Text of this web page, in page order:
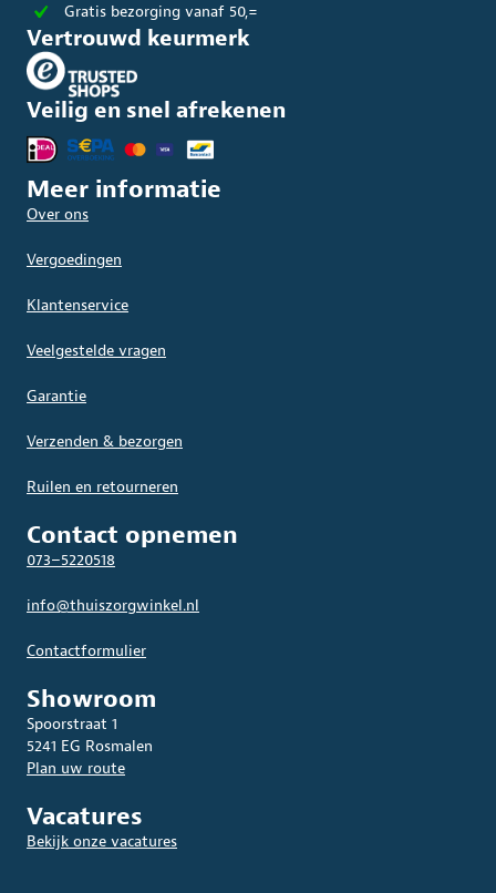
Gratis bezorging vanaf 50,=
Vertrouwd keurmerk
Veilig en snel afrekenen
Meer informatie
Over ons
Vergoedingen
Klantenservice
Veelgestelde vragen
Garantie
Verzenden & bezorgen
Ruilen en retourneren
Contact opnemen
073–5220518
info@thuiszorgwinkel.nl
Contactformulier
Showroom
Spoorstraat 1
5241 EG Rosmalen
Plan uw route
Vacatures
Bekijk onze vacatures